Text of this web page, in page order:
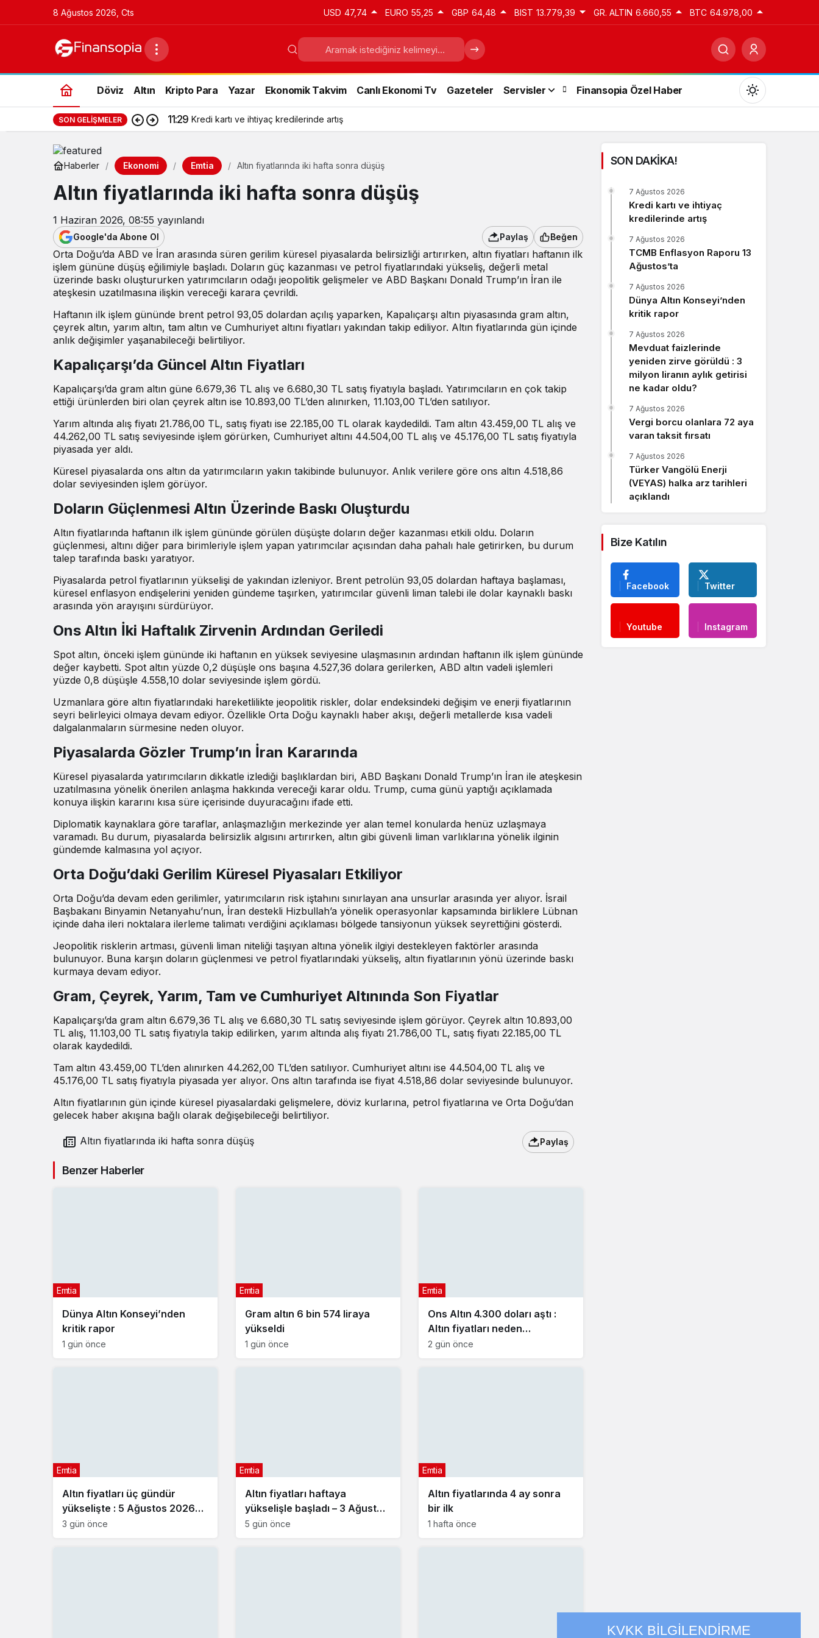
8 Ağustos 2026, Cts USD 47,74 EURO 55,25 GBP 64,48 BIST 13.779,39 GR. ALTIN 6.660,55 BTC 64.978,00
Döviz Altın Kripto Para Yazar Ekonomik Takvim Canlı Ekonomi Tv Gazeteler Servisler Finansopia Özel Haber
Gündüz modunu seçin.
Gece Modu
Gece modunu seçin.
Sistem Modu
Sistem modunu seçin.
SON GELIŞMELER 11:29 Kredi kartı ve ihtiyaç kredilerinde artış
Haberler Ekonomi Emtia Altın fiyatlarında iki hafta sonra düşüş
Altın fiyatlarında iki hafta sonra düşüş
1 Haziran 2026, 08:55 yayınlandı
Google'da Abone Ol Paylaş Beğen
Orta Doğu’da ABD ve İran arasında süren gerilim küresel piyasalarda belirsizliği artırırken, altın fiyatları haftanın ilk
işlem gününe düşüş eğilimiyle başladı. Doların güç kazanması ve petrol fiyatlarındaki yükseliş, değerli metal
üzerinde baskı oluştururken yatırımcıların odağı jeopolitik gelişmeler ve ABD Başkanı Donald Trump’ın İran ile
ateşkesin uzatılmasına ilişkin vereceği karara çevrildi.
Haftanın ilk işlem gününde brent petrol 93,05 dolardan açılış yaparken, Kapalıçarşı altın piyasasında gram altın,
çeyrek altın, yarım altın, tam altın ve Cumhuriyet altını fiyatları yakından takip ediliyor. Altın fiyatlarında gün içinde
anlık değişimler yaşanabileceği belirtiliyor.
Kapalıçarşı’da Güncel Altın Fiyatları
Kapalıçarşı’da gram altın güne 6.679,36 TL alış ve 6.680,30 TL satış fiyatıyla başladı. Yatırımcıların en çok takip
ettiği ürünlerden biri olan çeyrek altın ise 10.893,00 TL’den alınırken, 11.103,00 TL’den satılıyor.
Yarım altında alış fiyatı 21.786,00 TL, satış fiyatı ise 22.185,00 TL olarak kaydedildi. Tam altın 43.459,00 TL alış ve
44.262,00 TL satış seviyesinde işlem görürken, Cumhuriyet altını 44.504,00 TL alış ve 45.176,00 TL satış fiyatıyla
piyasada yer aldı.
Küresel piyasalarda ons altın da yatırımcıların yakın takibinde bulunuyor. Anlık verilere göre ons altın 4.518,86
dolar seviyesinden işlem görüyor.
Doların Güçlenmesi Altın Üzerinde Baskı Oluşturdu
Altın fiyatlarında haftanın ilk işlem gününde görülen düşüşte doların değer kazanması etkili oldu. Doların
güçlenmesi, altını diğer para birimleriyle işlem yapan yatırımcılar açısından daha pahalı hale getirirken, bu durum
talep tarafında baskı yaratıyor.
Piyasalarda petrol fiyatlarının yükselişi de yakından izleniyor. Brent petrolün 93,05 dolardan haftaya başlaması,
küresel enflasyon endişelerini yeniden gündeme taşırken, yatırımcılar güvenli liman talebi ile dolar kaynaklı baskı
arasında yön arayışını sürdürüyor.
Ons Altın İki Haftalık Zirvenin Ardından Geriledi
Spot altın, önceki işlem gününde iki haftanın en yüksek seviyesine ulaşmasının ardından haftanın ilk işlem gününde
değer kaybetti. Spot altın yüzde 0,2 düşüşle ons başına 4.527,36 dolara gerilerken, ABD altın vadeli işlemleri
yüzde 0,8 düşüşle 4.558,10 dolar seviyesinde işlem gördü.
Uzmanlara göre altın fiyatlarındaki hareketlilikte jeopolitik riskler, dolar endeksindeki değişim ve enerji fiyatlarının
seyri belirleyici olmaya devam ediyor. Özellikle Orta Doğu kaynaklı haber akışı, değerli metallerde kısa vadeli
dalgalanmaların sürmesine neden oluyor.
Piyasalarda Gözler Trump’ın İran Kararında
Küresel piyasalarda yatırımcıların dikkatle izlediği başlıklardan biri, ABD Başkanı Donald Trump’ın İran ile ateşkesin
uzatılmasına yönelik önerilen anlaşma hakkında vereceği karar oldu. Trump, cuma günü yaptığı açıklamada
konuya ilişkin kararını kısa süre içerisinde duyuracağını ifade etti.
Diplomatik kaynaklara göre taraflar, anlaşmazlığın merkezinde yer alan temel konularda henüz uzlaşmaya
varamadı. Bu durum, piyasalarda belirsizlik algısını artırırken, altın gibi güvenli liman varlıklarına yönelik ilginin
gündemde kalmasına yol açıyor.
Orta Doğu’daki Gerilim Küresel Piyasaları Etkiliyor
Orta Doğu’da devam eden gerilimler, yatırımcıların risk iştahını sınırlayan ana unsurlar arasında yer alıyor. İsrail
Başbakanı Binyamin Netanyahu’nun, İran destekli Hizbullah’a yönelik operasyonlar kapsamında birliklere Lübnan
içinde daha ileri noktalara ilerleme talimatı verdiğini açıklaması bölgede tansiyonun yüksek seyrettiğini gösterdi.
Jeopolitik risklerin artması, güvenli liman niteliği taşıyan altına yönelik ilgiyi destekleyen faktörler arasında
bulunuyor. Buna karşın doların güçlenmesi ve petrol fiyatlarındaki yükseliş, altın fiyatlarının yönü üzerinde baskı
kurmaya devam ediyor.
Gram, Çeyrek, Yarım, Tam ve Cumhuriyet Altınında Son Fiyatlar
Kapalıçarşı’da gram altın 6.679,36 TL alış ve 6.680,30 TL satış seviyesinde işlem görüyor. Çeyrek altın 10.893,00
TL alış, 11.103,00 TL satış fiyatıyla takip edilirken, yarım altında alış fiyatı 21.786,00 TL, satış fiyatı 22.185,00 TL
olarak kaydedildi.
Tam altın 43.459,00 TL’den alınırken 44.262,00 TL’den satılıyor. Cumhuriyet altını ise 44.504,00 TL alış ve
45.176,00 TL satış fiyatıyla piyasada yer alıyor. Ons altın tarafında ise fiyat 4.518,86 dolar seviyesinde bulunuyor.
Altın fiyatlarının gün içinde küresel piyasalardaki gelişmelere, döviz kurlarına, petrol fiyatlarına ve Orta Doğu’dan
gelecek haber akışına bağlı olarak değişebileceği belirtiliyor.
Altın fiyatlarında iki hafta sonra düşüş Paylaş
Benzer Haberler
Dünya Altın Konseyi’nden
kritik rapor
Emtia
1 gün önce
Gram altın 6 bin 574 liraya
yükseldi
Emtia
1 gün önce
Ons Altın 4.300 doları aştı :
Altın fiyatları neden
yükseliyor?
Emtia
2 gün önce
Altın fiyatları üç gündür
yükselişte : 5 Ağustos 2026
güncel altın fiyatları
Emtia
3 gün önce
Altın fiyatları haftaya
yükselişle başladı – 3 Ağustos
2026 güncel altın fiyatları
Emtia
5 gün önce
Altın fiyatlarında 4 ay sonra
bir ilk
Emtia
1 hafta önce
SON DAKİKA!
Kredi kartı ve ihtiyaç
kredilerinde artış
7 Ağustos 2026
TCMB Enflasyon Raporu 13
Ağustos’ta
7 Ağustos 2026
Dünya Altın Konseyi’nden
kritik rapor
7 Ağustos 2026
Mevduat faizlerinde
yeniden zirve görüldü : 3
milyon liranın aylık getirisi
ne kadar oldu?
7 Ağustos 2026
Vergi borcu olanlara 72 aya
varan taksit fırsatı
7 Ağustos 2026
Türker Vangölü Enerji
(VEYAS) halka arz tarihleri
açıklandı
7 Ağustos 2026
Bize Katılın
Facebook Twitter
Youtube Instagram
KVKK BİLGİLENDİRME